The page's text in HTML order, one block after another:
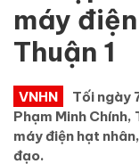
máy
Thuận 1
VNHN
Tối ngày
Phạm Minh
máy điện hạt
đạo.